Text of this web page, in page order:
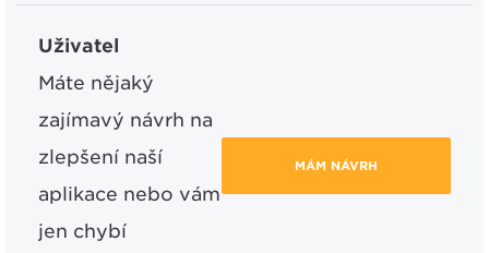
Uživatel
Máte nějaký
zajímavý návrh na
zlepšení naší
aplikace nebo vám
jen chybí
MÁM NÁVRH